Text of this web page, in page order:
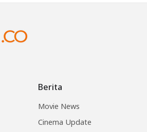
Berita
Movie News
Cinema Update